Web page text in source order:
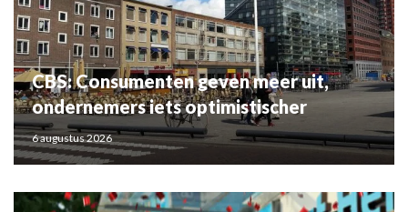
CBS: Consumenten geven meer uit,
ondernemers iets optimistischer
6 augustus 2026